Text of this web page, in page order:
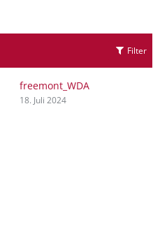
Filter
freemont_WDA
18. Juli 2024